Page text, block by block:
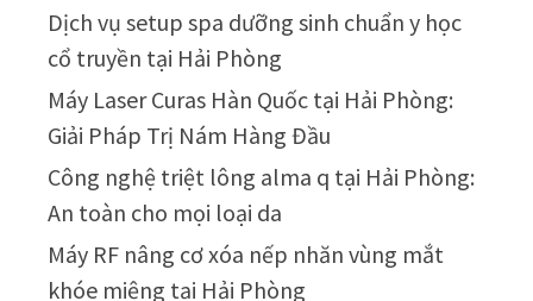
Dịch vụ setup spa dưỡng sinh chuẩn y học
cổ truyền tại Hải Phòng
Máy Laser Curas Hàn Quốc tại Hải Phòng:
Giải Pháp Trị Nám Hàng Đầu
Công nghệ triệt lông alma q tại Hải Phòng:
An toàn cho mọi loại da
Máy RF nâng cơ xóa nếp nhăn vùng mắt
khóe miệng tại Hải Phòng